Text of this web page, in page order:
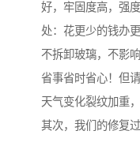
好，牢固度高，强
处：花更少的钱办
不拆卸玻璃，不影
省事省时省心！但
天气变化裂纹加重
其次，我们的修复